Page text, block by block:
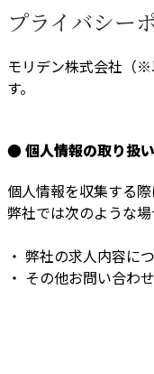
プライバシー
モリデン株式会社（
す。
● 個人情報の取り扱
個人情報を収集する
弊社では次のような
・ 弊社の求人内容に
・ その他お問い合わせ